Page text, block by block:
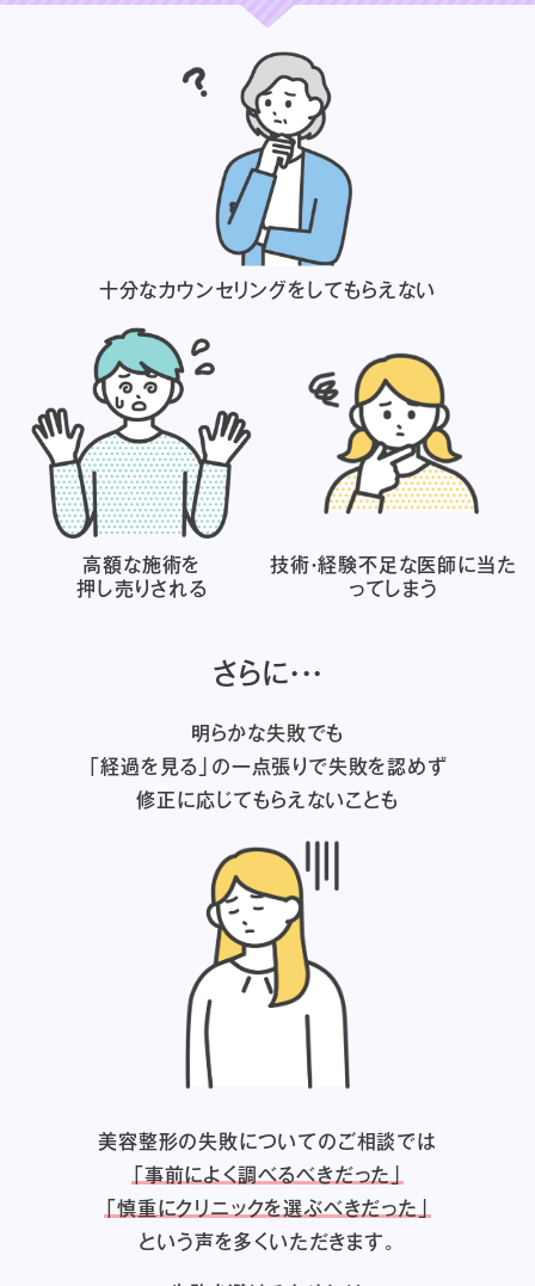
十分なカウンセリングをしてもらえない
高額な施術を
押し売りされる
技術・経験不足な医師に当た
ってしまう
さらに・・・
明らかな失敗でも
「経過を見る」の一点張りで失敗を認めず
修正に応じてもらえないことも
美容整形の失敗についてのご相談では
「事前によく調べるべきだった」
「慎重にクリニックを選ぶべきだった」
という声を多くいただきます。